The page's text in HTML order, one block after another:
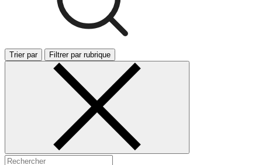
Trier par Filtrer par rubrique